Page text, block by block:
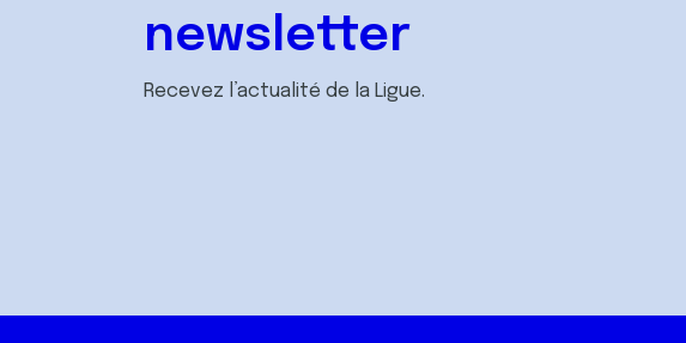
newsletter
Recevez l’actualité de la Ligue.